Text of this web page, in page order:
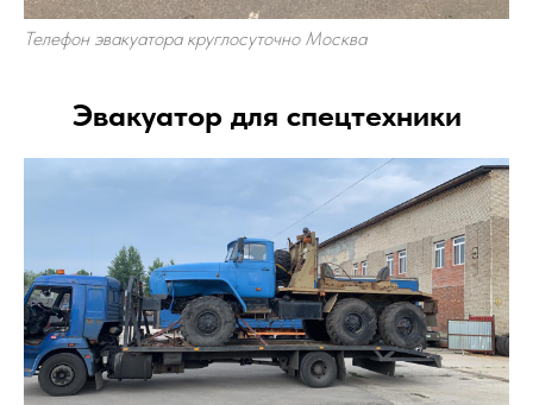
Телефон эвакуатора круглосуточно Москва
Эвакуатор для спецтехники